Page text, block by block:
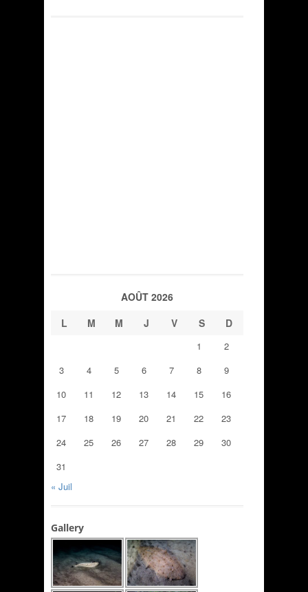
AOÛT 2026
L
M M J V S D
1
2
3
4 5 6 7 8
9
10
11 12 13 14 15
16
17
18 19 20 21 22
23
24
25 26 27 28 29
30
31
« Juil
Gallery